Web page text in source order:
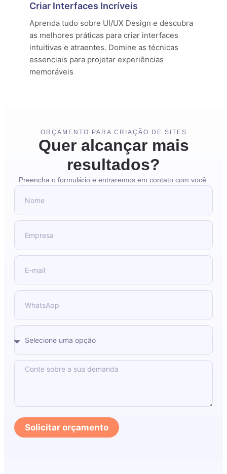
Criar Interfaces Incríveis
Aprenda tudo sobre UI/UX Design e descubra
as melhores práticas para criar interfaces
intuitivas e atraentes. Domine as técnicas
essenciais para projetar experiências
memoráveis
ORÇAMENTO PARA CRIAÇÃO DE SITES
Quer alcançar mais
resultados?
Preencha o formulário e entraremos em contato com você.
Solicitar orçamento